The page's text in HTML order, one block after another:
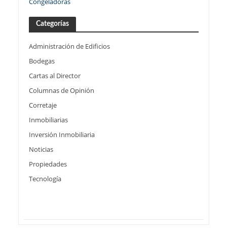
Categorías
Administración de Edificios
Bodegas
Cartas al Director
Columnas de Opinión
Corretaje
Inmobiliarias
Inversión Inmobiliaria
Noticias
Propiedades
Tecnología